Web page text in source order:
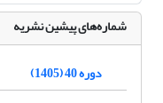
شماره‌های پیشین نشریه
دوره 40 (1405)